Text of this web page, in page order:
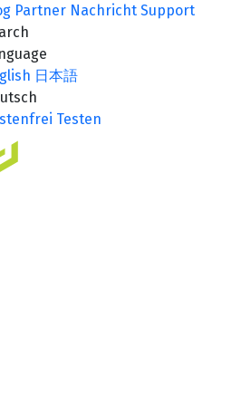
Partner Nachricht Support
日本語
Testen